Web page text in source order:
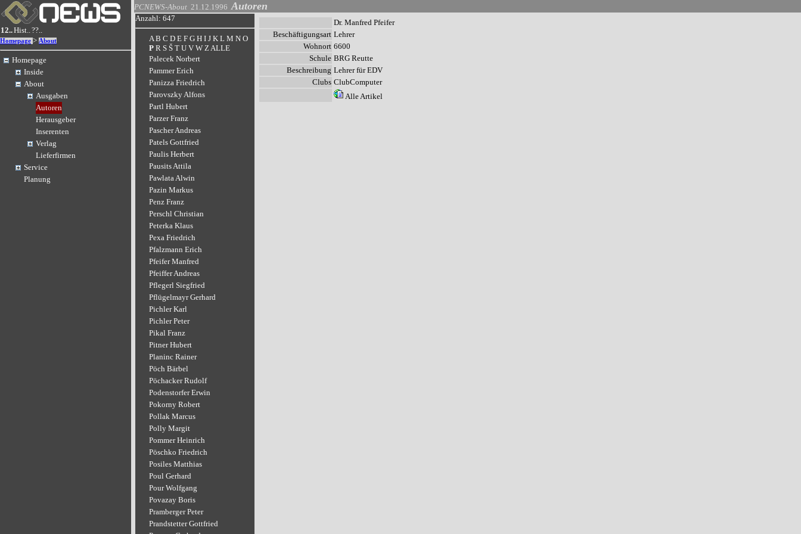
12..Hist..??..
Homepage > About
Homepage
Inside
About
Ausgaben
Autoren
Herausgeber
Inserenten
Verlag
Lieferfirmen
Service
Planung
PCNEWS-About 21.12.1996 Autoren
Anzahl: 647
A B C D E F G H I J K L M N O
P R S Š T U V W ZALLE
Palecek Norbert
Pammer Erich
Panizza Friedrich
Parovszky Alfons
Partl Hubert
Parzer Franz
Pascher Andreas
Patels Gottfried
Paulis Herbert
Pausits Attila
Pawlata Alwin
Pazin Markus
Penz Franz
Perschl Christian
Peterka Klaus
Pexa Friedrich
Pfalzmann Erich
Pfeifer Manfred
Pfeiffer Andreas
Pflegerl Siegfried
Pflügelmayr Gerhard
Pichler Karl
Pichler Peter
Pikal Franz
Pitner Hubert
Planinc Rainer
Pöch Bärbel
Pöchacker Rudolf
Podenstorfer Erwin
Pokorny Robert
Pollak Marcus
Polly Margit
Pommer Heinrich
Pöschko Friedrich
Posiles Matthias
Poul Gerhard
Pour Wolfgang
Povazay Boris
Pramberger Peter
Prandstetter Gottfried
Dr. Manfred Pfeifer
Beschäftigungsart Lehrer
Wohnort 6600
Schule BRG Reutte
Beschreibung Lehrer für EDV
Clubs ClubComputer
Alle Artikel